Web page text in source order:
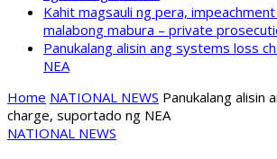
Kahit magsauli ng pera,
malabong mabura – private
Panukalang alisin ang systems loss
NEA
Home NATIONAL NEWS Panukalang alisin
charge, suportado ng NEA
NATIONAL NEWS